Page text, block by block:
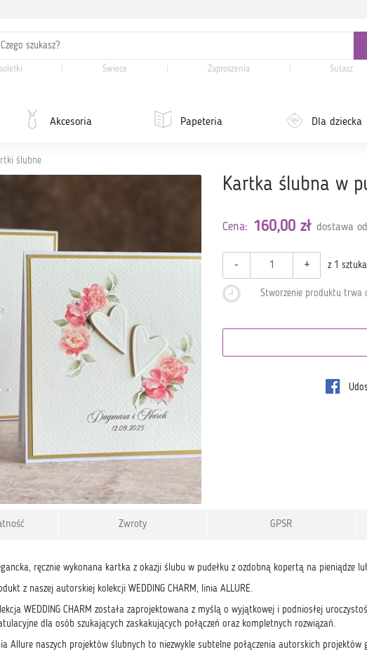
Świece Zaproszenia Sutasz
Akcesoria Papeteria Dla dziecka
ślubne
Kartka ślubna w
Cena: 160,00 zł dostawa
- + z 1 sztuka
Stworzenie produktu trwa
Zwroty GPSR
ręcznie wykonana kartka z okazji ślubu w pudełku z ozdobną kopertą na pieniądze
z naszej autorskiej kolekcji WEDDING CHARM, linia ALLURE.
WEDDING CHARM została zaprojektowana z myślą o wyjątkowej i podniosłej
dla osób szukających zaskakujących połączeń oraz kompletnych rozwiązań.
Allure naszych projektów ślubnych to niezwykle subtelne połączenia autorskich